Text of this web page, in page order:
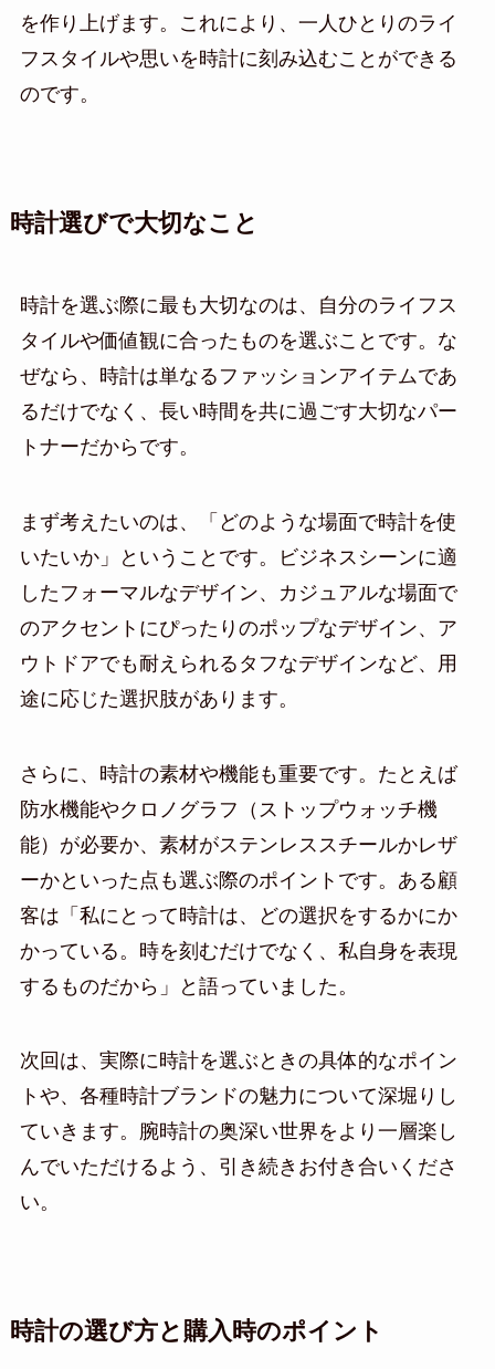
を作り上げます。これにより、一人ひとりのライ
フスタイルや思いを時計に刻み込むことができる
のです。
時計選びで大切なこと
時計を選ぶ際に最も大切なのは、自分のライフス
タイルや価値観に合ったものを選ぶことです。な
ぜなら、時計は単なるファッションアイテムであ
るだけでなく、長い時間を共に過ごす大切なパー
トナーだからです。
まず考えたいのは、「どのような場面で時計を使
いたいか」ということです。ビジネスシーンに適
したフォーマルなデザイン、カジュアルな場面で
のアクセントにぴったりのポップなデザイン、ア
ウトドアでも耐えられるタフなデザインなど、用
途に応じた選択肢があります。
さらに、時計の素材や機能も重要です。たとえば
防水機能やクロノグラフ（ストップウォッチ機
能）が必要か、素材がステンレススチールかレザ
ーかといった点も選ぶ際のポイントです。ある顧
客は「私にとって時計は、どの選択をするかにか
かっている。時を刻むだけでなく、私自身を表現
するものだから」と語っていました。
次回は、実際に時計を選ぶときの具体的なポイン
トや、各種時計ブランドの魅力について深堀りし
ていきます。腕時計の奥深い世界をより一層楽し
んでいただけるよう、引き続きお付き合いくださ
い。
時計の選び方と購入時のポイント